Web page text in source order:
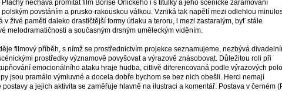
nechává promítat film Borise Orlického i s titulky a jeho scénické zarámování
povstáním a prusko-rakouskou válkou. Vzniká tak napětí mezi odlehlou
v živé paměti daleko drastičtější formy útlaku a teroru, i mezi zastaralým, byť stále
melodramatičnosti a současným drsným uměleckým viděním.
filmový příběh, s nímž se prostřednictvím projekce seznamujeme, nezbývá
prostředky významově povyšovat a výrazově znásobovat. Důležitou roli při
emocionálního ataku hraje hudba, citlivě diferencovaná podle výrazových
jsou pramálo výmluvné a docela dobře bychom se bez nich obešli. Herci nemají
a jejich aktivita se zaměřuje hlavně na ilustraci a komentář. Postava v černém